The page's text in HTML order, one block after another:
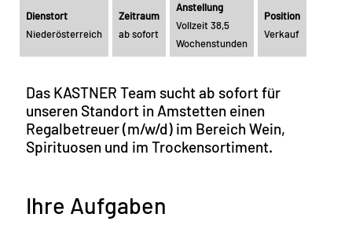
Dienstort
Niederösterreich
Zeitraum
ab sofort
Anstellung
Vollzeit 38,5
Wochenstunden
Position
Verkauf
Das KASTNER Team sucht ab sofort für
unseren Standort in Amstetten einen
Regalbetreuer (m/w/d) im Bereich Wein,
Spirituosen und im Trockensortiment.
Ihre Aufgaben